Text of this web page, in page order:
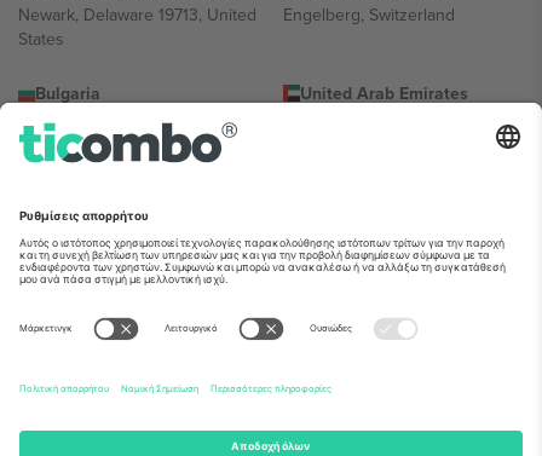
Newark, Delaware 19713, United
States
Engelberg, Switzerland
Bulgaria
Regus Sofia City West, bul
Totleben 53-55, 1606 Sofia,
United Arab Emirates
UAE Dubai Silicon Oasis, DDP
Building A1, Office 302, Dubai,
Mexico
Av Chapultepec 360, Roma
Norte, Cuauhtémoc, 06700
Ciudad de México, CDMX,
Mexico
Η νομική οντότητα του παρόχου πλατφόρμας ενδέχεται να
τομέα. Για λεπτομέρειες ανατρέξτε στη σελίδα της συγκεκριμένης